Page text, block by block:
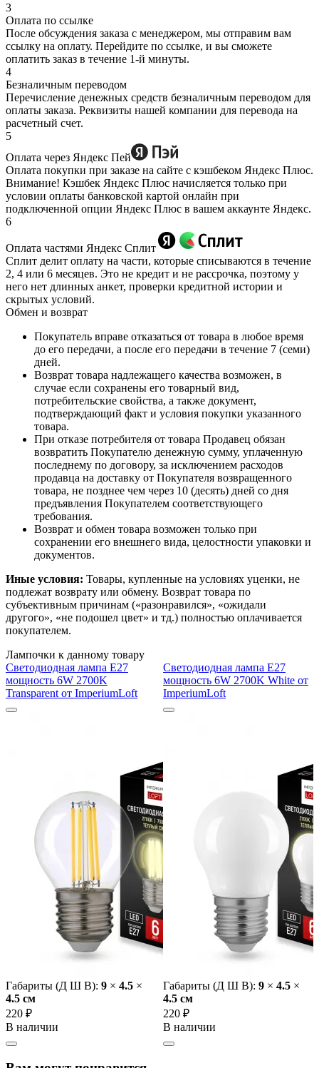
3
Оплата по ссылке
После обсуждения заказа с менеджером, мы отправим вам
ссылку на оплату. Перейдите по ссылке, и вы сможете
оплатить заказ в течение 1-й минуты.
4
Безналичным переводом
Перечисление денежных средств безналичным переводом для
оплаты заказа. Реквизиты нашей компании для перевода на
расчетный счет.
5
Оплата через Яндекс Пей
Оплата покупки при заказе на сайте с кэшбеком Яндекс Плюс.
Внимание! Кэшбек Яндекс Плюс начисляется только при
условии оплаты банковской картой онлайн при
подключенной опции Яндекс Плюс в вашем аккаунте Яндекс.
6
Оплата частями Яндекс Сплит
Сплит делит оплату на части, которые списываются в течение
2, 4 или 6 месяцев. Это не кредит и не рассрочка, поэтому у
него нет длинных анкет, проверки кредитной истории и
скрытых условий.
Обмен и возврат
Покупатель вправе отказаться от товара в любое время
до его передачи, а после его передачи в течение 7 (семи)
дней.
Возврат товара надлежащего качества возможен, в
случае если сохранены его товарный вид,
потребительские свойства, а также документ,
подтверждающий факт и условия покупки указанного
товара.
При отказе потребителя от товара Продавец обязан
возвратить Покупателю денежную сумму, уплаченную
последнему по договору, за исключением расходов
продавца на доставку от Покупателя возвращенного
товара, не позднее чем через 10 (десять) дней со дня
предъявления Покупателем соответствующего
требования.
Возврат и обмен товара возможен только при
сохранении его внешнего вида, целостности упаковки и
документов.
Иные условия: Товары, купленные на условиях уценки, не
подлежат возврату или обмену. Возврат товара по
субъективным причинам («разонравился», «ожидали
другого», «не подошел цвет» и тд.) полностью оплачивается
покупателем.
Лампочки к данному товару
Светодиодная лампа E27
мощность 6W 2700K
Transparent от ImperiumLoft
Габариты (Д Ш В): 9 × 4.5 ×
4.5 cм
220 ₽
В наличии
Светодиодная лампа E27
мощность 6W 2700K White от
ImperiumLoft
Габариты (Д Ш В): 9 × 4.5 ×
4.5 cм
220 ₽
В наличии